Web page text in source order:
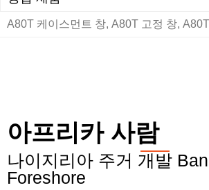
A80T 케이스먼트 창, A80T 고정 창,
아프리카 사람
나이지리아 주거 개발
Foreshore